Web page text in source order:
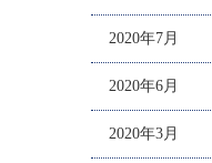
2020年7月
2020年6月
2020年3月